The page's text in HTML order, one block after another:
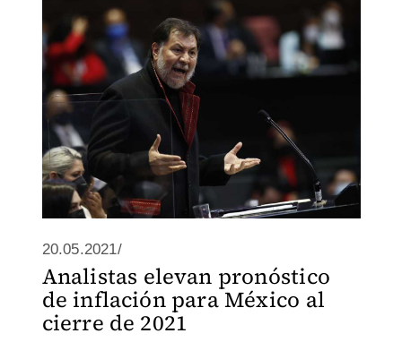
20.05.2021/
Analistas elevan pronóstico
de inflación para México al
cierre de 2021